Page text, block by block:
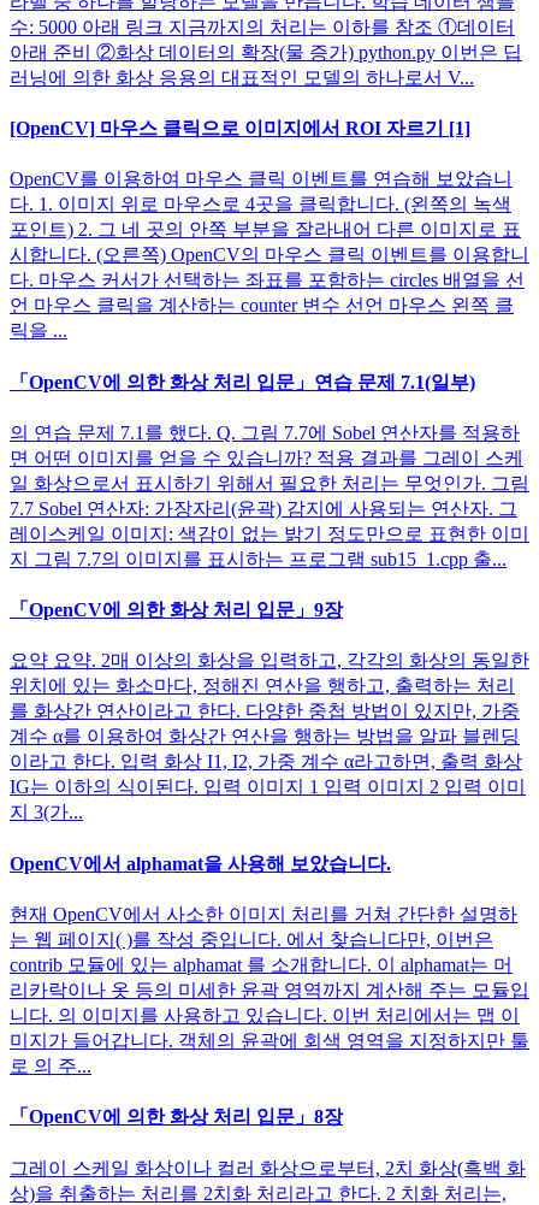
수: 5000 아래 링크 지금까지의 처리는 이하를 참조 ①데이터
아래 준비 ②화상 데이터의 확장(물 증가) python.py 이번은 딥
러닝에 의한 화상 응용의 대표적인 모델의 하나로서 V...
[OpenCV] 마우스 클릭으로 이미지에서 ROI 자르기 [1]
OpenCV를 이용하여 마우스 클릭 이벤트를 연습해 보았습니
다. 1. 이미지 위로 마우스로 4곳을 클릭합니다. (왼쪽의 녹색
포인트) 2. 그 네 곳의 안쪽 부분을 잘라내어 다른 이미지로 표
시합니다. (오른쪽) OpenCV의 마우스 클릭 이벤트를 이용합니
다. 마우스 커서가 선택하는 좌표를 포함하는 circles 배열을 선
언 마우스 클릭을 계산하는 counter 변수 선언 마우스 왼쪽 클
릭을 ...
「OpenCV에 의한 화상 처리 입문」연습 문제 7.1(일부)
의 연습 문제 7.1를 했다. Q. 그림 7.7에 Sobel 연산자를 적용하
면 어떤 이미지를 얻을 수 있습니까? 적용 결과를 그레이 스케
일 화상으로서 표시하기 위해서 필요한 처리는 무엇인가. 그림
7.7 Sobel 연산자: 가장자리(윤곽) 감지에 사용되는 연산자. 그
레이스케일 이미지: 색감이 없는 밝기 정도만으로 표현한 이미
지 그림 7.7의 이미지를 표시하는 프로그램 sub15_1.cpp 출...
「OpenCV에 의한 화상 처리 입문」9장
요약 요약. 2매 이상의 화상을 입력하고, 각각의 화상의 동일한
위치에 있는 화소마다, 정해진 연산을 행하고, 출력하는 처리
를 화상간 연산이라고 한다. 다양한 중첩 방법이 있지만, 가중
계수 α를 이용하여 화상간 연산을 행하는 방법을 알파 블렌딩
이라고 한다. 입력 화상 I1, I2, 가중 계수 α라고하면, 출력 화상
IG는 이하의 식이된다. 입력 이미지 1 입력 이미지 2 입력 이미
지 3(가...
OpenCV에서 alphamat을 사용해 보았습니다.
현재 OpenCV에서 사소한 이미지 처리를 거쳐 간단한 설명하
는 웹 페이지( )를 작성 중입니다. 에서 찾습니다만, 이번은
contrib 모듈에 있는 alphamat 를 소개합니다. 이 alphamat는 머
리카락이나 옷 등의 미세한 윤곽 영역까지 계산해 주는 모듈입
니다. 의 이미지를 사용하고 있습니다. 이번 처리에서는 맵 이
미지가 들어갑니다. 객체의 윤곽에 회색 영역을 지정하지만 툴
로 의 주...
「OpenCV에 의한 화상 처리 입문」8장
그레이 스케일 화상이나 컬러 화상으로부터, 2치 화상(흑백 화
상)을 취출하는 처리를 2치화 처리라고 한다. 2 치화 처리는,